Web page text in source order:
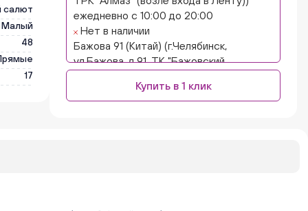
салют
Малый
48
17
ежедневно с 10:00 до 20:00
Нет в наличии
Бажова 91 (Китай) (г.Челябинск,
ул.Бажова, д.91, ТК "Бажовский,
ежедневно с 10:00 до 20:00
Купить в 1 клик